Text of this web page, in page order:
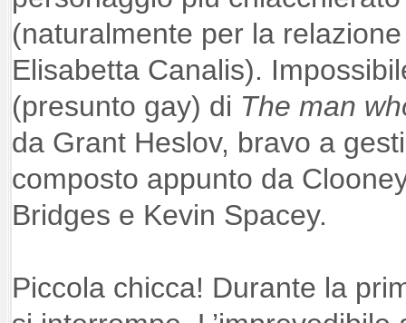
(naturalmente per la
Elisabetta Canalis).
(presunto gay) di The man
da Grant Heslov, bravo a
composto appunto da
Bridges e Kevin Spacey.
Piccola chicca! Durante la